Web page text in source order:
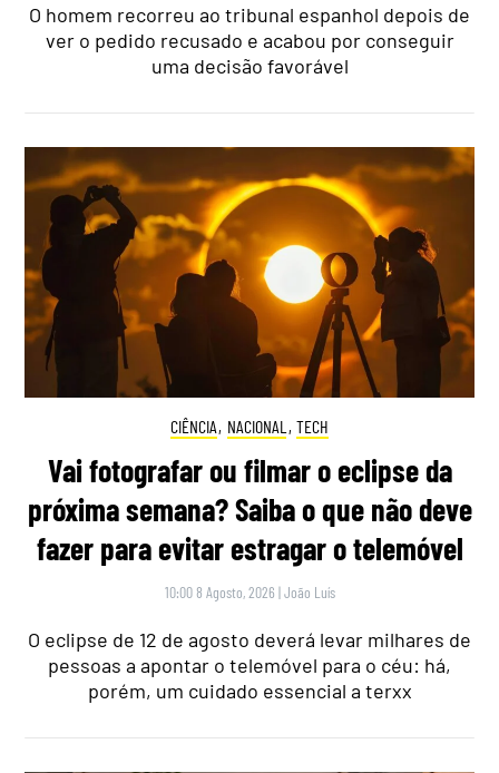
O homem recorreu ao tribunal espanhol depois de
ver o pedido recusado e acabou por conseguir
uma decisão favorável
CIÊNCIA, NACIONAL , TECH
Vai fotografar ou filmar o eclipse da
próxima semana? Saiba o que não deve
fazer para evitar estragar o telemóvel
10:00 8 Agosto, 2026 |João Luís
O eclipse de 12 de agosto deverá levar milhares de
pessoas a apontar o telemóvel para o céu: há,
porém, um cuidado essencial a terxx